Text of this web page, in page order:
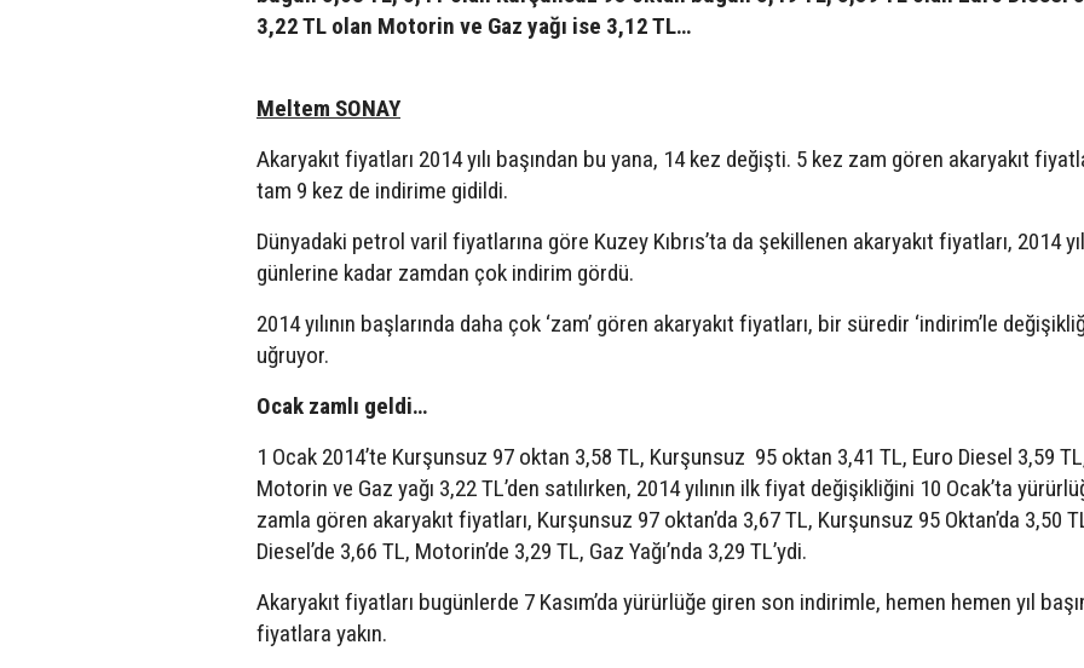
3,22 TL olan Motorin ve Gaz yağı ise 3,12 TL…
Meltem SONAY
Akaryakıt fiyatları 2014 yılı başından bu yana, 14 kez değişti. 5 kez zam gören akaryakıt
tam 9 kez de indirime gidildi.
Dünyadaki petrol varil fiyatlarına göre Kuzey Kıbrıs’ta da şekillenen akaryakıt fiyatları, 2014
günlerine kadar zamdan çok indirim gördü.
2014 yılının başlarında daha çok ‘zam’ gören akaryakıt fiyatları, bir süredir ‘indirim’le
uğruyor.
Ocak zamlı geldi…
1 Ocak 2014’te Kurşunsuz 97 oktan 3,58 TL, Kurşunsuz 95 oktan 3,41 TL, Euro Diesel 3,59
Motorin ve Gaz yağı 3,22 TL’den satılırken, 2014 yılının ilk fiyat değişikliğini 10 Ocak’ta
zamla gören akaryakıt fiyatları, Kurşunsuz 97 oktan’da 3,67 TL, Kurşunsuz 95 Oktan’da 3,50
Diesel’de 3,66 TL, Motorin’de 3,29 TL, Gaz Yağı’nda 3,29 TL’ydi.
Akaryakıt fiyatları bugünlerde 7 Kasım’da yürürlüğe giren son indirimle, hemen hemen yıl
fiyatlara yakın.